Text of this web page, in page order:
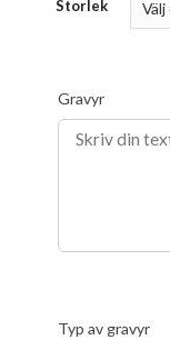
Storlek
Gravyr
Typ av gravyr